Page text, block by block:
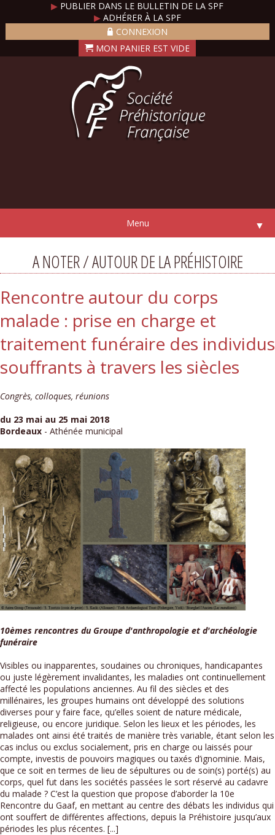
▶ PUBLIER DANS LE BULLETIN DE LA SPF
▶ADHÉRER À LA SPF
CONNEXION
Menu ▼
A NOTER / AUTOUR DE LA PRÉHISTOIRE
Rencontre autour du corps
malade : prise en charge et
traitement funéraire des individus
souffrants à travers les siècles
Congrès, colloques, réunions
du 23 mai au 25 mai 2018
Bordeaux - Athénée municipal
10èmes rencontres du Groupe d'anthropologie et d'archéologie
funéraire
Visibles ou inapparentes, soudaines ou chroniques, handicapantes
ou juste légèrement invalidantes, les maladies ont continuellement
affecté les populations anciennes. Au fil des siècles et des
millénaires, les groupes humains ont développé des solutions
diverses pour y faire face, qu’elles soient de nature médicale,
religieuse, ou encore juridique. Selon les lieux et les périodes, les
malades ont ainsi été traités de manière très variable, étant selon les
cas inclus ou exclus socialement, pris en charge ou laissés pour
compte, investis de pouvoirs magiques ou taxés d’ignominie. Mais,
que ce soit en termes de lieu de sépultures ou de soin(s) porté(s) au
corps, quel fut dans les sociétés passées le sort réservé au cadavre
du malade ? C’est la question que propose d’aborder la 10e
Rencontre du Gaaf, en mettant au centre des débats les individus qui
ont souffert de différentes affections, depuis la Préhistoire jusqu’aux
périodes les plus récentes. [...]